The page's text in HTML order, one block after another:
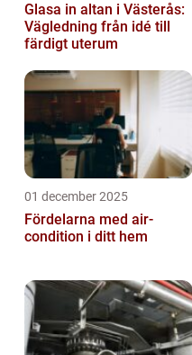
Glasa in altan i Västerås:
Vägledning från idé till
färdigt uterum
01 december 2025
Fördelarna med air-
condition i ditt hem